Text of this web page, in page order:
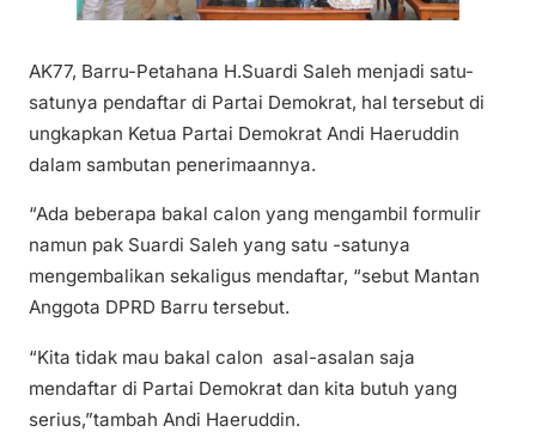
AK77, Barru-Petahana H.Suardi Saleh menjadi satu-
satunya pendaftar di Partai Demokrat, hal tersebut di
ungkapkan Ketua Partai Demokrat Andi Haeruddin
dalam sambutan penerimaannya.
“Ada beberapa bakal calon yang mengambil formulir
namun pak Suardi Saleh yang satu -satunya
mengembalikan sekaligus mendaftar, “sebut Mantan
Anggota DPRD Barru tersebut.
“Kita tidak mau bakal calon asal-asalan saja
mendaftar di Partai Demokrat dan kita butuh yang
serius,”tambah Andi Haeruddin.